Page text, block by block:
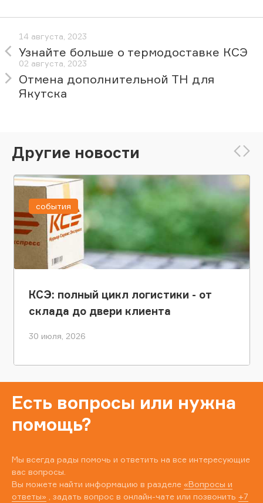
14 августа, 2023
Узнайте больше о термодоставке КСЭ
02 августа, 2023
Отмена дополнительной ТН для
Якутска
Другие новости
КСЭ: полный цикл логистики - от
склада до двери клиента
30 июля, 2026
события
Есть вопросы или нужна
помощь?
Мы всегда рады помочь и ответить на все интересующие
вас вопросы.
Вы можете найти информацию в разделе «Вопросы и
ответы» , задать вопрос в онлайн-чате или позвонить +7